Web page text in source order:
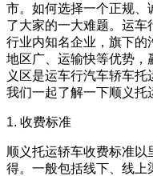
市。如何选择一个正规、
了大家的一大难题。运车
行业内知名企业，旗下的
地区广、运输快等优势，
义区是运车行汽车轿车
我们一起了解一下顺义托
1. 收费标准
顺义托运轿车收费标准
得。一般包括线下、线上